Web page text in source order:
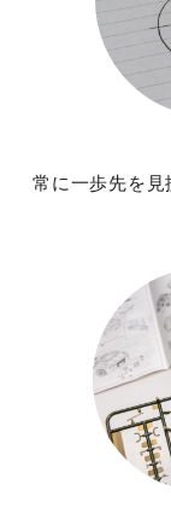
常に一歩先を見